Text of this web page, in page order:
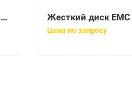
Жесткий диск EMC 900GB SAS 6G SFF 10K [005050349]
Цена по запросу